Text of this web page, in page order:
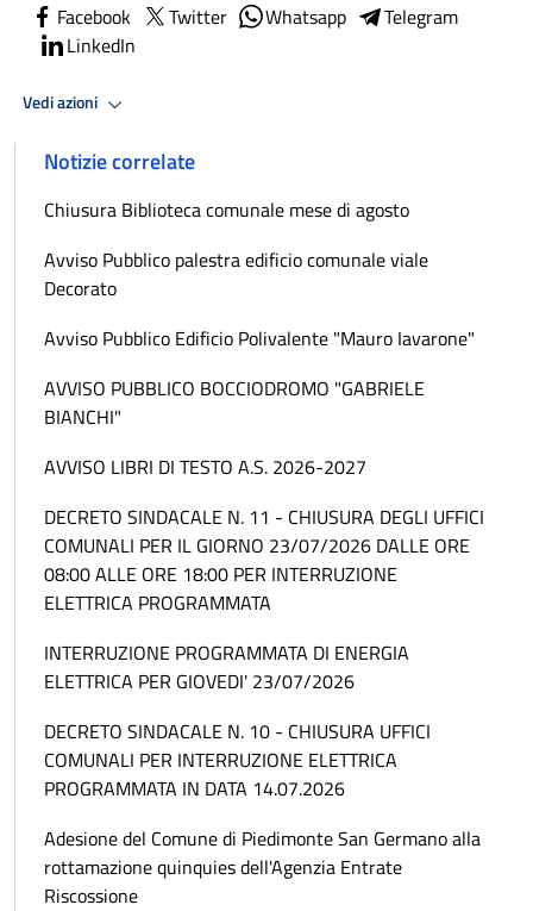
Facebook Twitter Whatsapp
Telegram
LinkedIn
Vedi azioni
Notizie correlate
Chiusura Biblioteca comunale mese di agosto
Avviso Pubblico palestra edificio comunale viale
Decorato
Avviso Pubblico Edificio Polivalente "Mauro Iavarone"
AVVISO PUBBLICO BOCCIODROMO "GABRIELE
BIANCHI"
AVVISO LIBRI DI TESTO A.S. 2026-2027
DECRETO SINDACALE N. 11 - CHIUSURA DEGLI UFFICI
COMUNALI PER IL GIORNO 23/07/2026 DALLE ORE
08:00 ALLE ORE 18:00 PER INTERRUZIONE
ELETTRICA PROGRAMMATA
INTERRUZIONE PROGRAMMATA DI ENERGIA
ELETTRICA PER GIOVEDI' 23/07/2026
DECRETO SINDACALE N. 10 - CHIUSURA UFFICI
COMUNALI PER INTERRUZIONE ELETTRICA
PROGRAMMATA IN DATA 14.07.2026
Adesione del Comune di Piedimonte San Germano alla
rottamazione quinquies dell'Agenzia Entrate
Riscossione